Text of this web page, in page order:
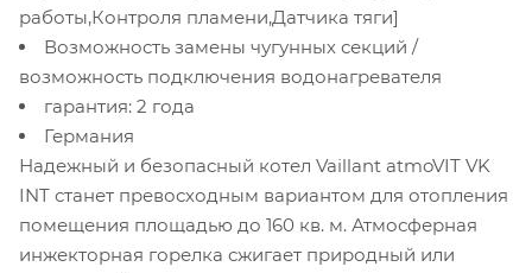
работы,Контроля пламени,Датчика тяги]
Возможность замены чугунных секций /
возможность подключения водонагревателя
гарантия: 2 года
Германия
Надежный и безопасный котел Vaillant atmoVIT VK
INT станет превосходным вариантом для отопления
помещения площадью до 160 кв. м. Атмосферная
инжекторная горелка сжигает природный или